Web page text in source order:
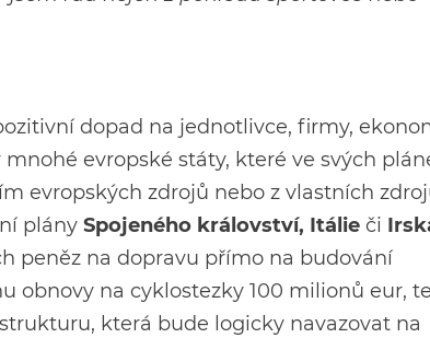
dopad na jednotlivce, firmy,
evropské státy, které ve svých
evropských zdrojů nebo z vlastních
plány Spojeného království, Itálie či
peněz na dopravu přímo na budování
obnovy na cyklostezky 100 milionů eur,
která bude logicky navazovat na